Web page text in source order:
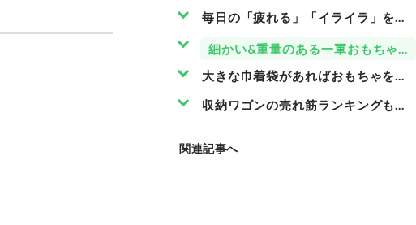
毎日の「疲れる」「イライラ」を部
細かい&重量のある一軍おもちゃ
大きな巾着袋があればおもちゃを吊
収納ワゴンの売れ筋ランキングもチ
関連記事へ